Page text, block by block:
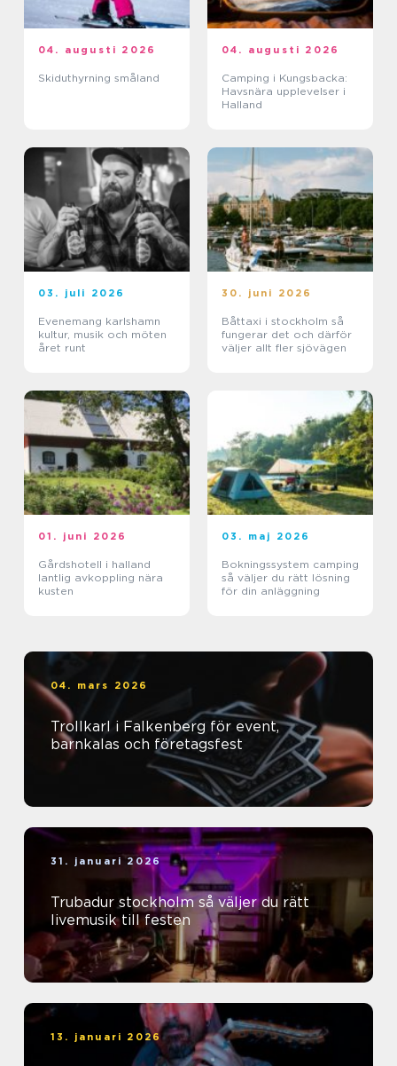
04. augusti 2026
Skiduthyrning småland
04. augusti 2026
Camping i Kungsbacka:
Havsnära upplevelser i
Halland
03. juli 2026
Evenemang karlshamn
kultur, musik och möten
året runt
30. juni 2026
Båttaxi i stockholm så
fungerar det och därför
väljer allt fler sjövägen
01. juni 2026
Gårdshotell i halland
lantlig avkoppling nära
kusten
03. maj 2026
Bokningssystem camping
så väljer du rätt lösning
för din anläggning
04. mars 2026
Trollkarl i Falkenberg för event,
barnkalas och företagsfest
31. januari 2026
Trubadur stockholm så väljer du rätt
livemusik till festen
13. januari 2026